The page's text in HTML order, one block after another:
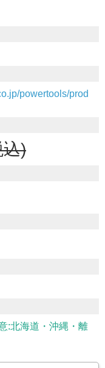
powertools/prod
)
:北海道・沖縄・離